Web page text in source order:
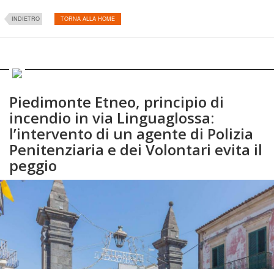
INDIETRO TORNA ALLA HOME
Piedimonte Etneo, principio di
incendio in via Linguaglossa:
l’intervento di un agente di Polizia
Penitenziaria e dei Volontari evita il
peggio